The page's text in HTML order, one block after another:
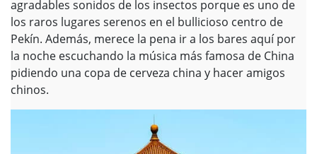
agradables sonidos de los insectos porque es uno de
los raros lugares serenos en el bullicioso centro de
Pekín. Además, merece la pena ir a los bares aquí por
la noche escuchando la música más famosa de China
pidiendo una copa de cerveza china y hacer amigos
chinos.